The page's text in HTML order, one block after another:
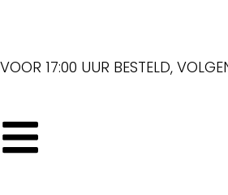
VOOR 17:00 UUR BESTELD,